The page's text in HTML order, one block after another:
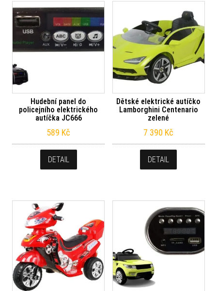
Hudební panel do
policejního elektrického
autíčka JC666
589 Kč
DETAIL
Dětské elektrické autíčko
Lamborghini Centenario
zelené
7 390 Kč
DETAIL